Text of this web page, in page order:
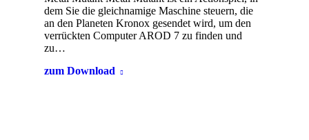
dem Sie die gleichnamige Maschine steuern, die
an den Planeten Kronox gesendet wird, um den
verrückten Computer AROD 7 zu finden und
zu…
zum Download